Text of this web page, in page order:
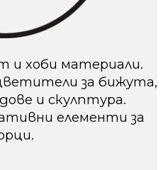
и хоби материали.
за бижута,
и скулптура.
елементи за